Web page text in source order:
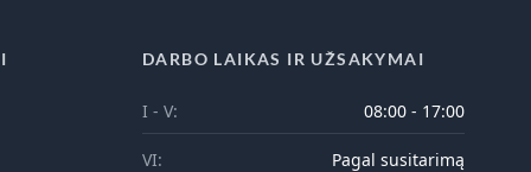
DARBO LAIKAS IR UŽSAKYMAI
I - V: 08:00 - 17:00
VI: Pagal susitarimą